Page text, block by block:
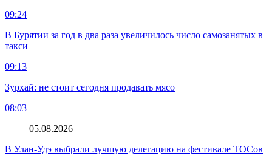
09:24
В Бурятии за год в два раза увеличилось число самозанятых в
такси
09:13
Зурхай: не стоит сегодня продавать мясо
08:03
05.08.2026
В Улан-Удэ выбрали лучшую делегацию на фестивале ТОСов